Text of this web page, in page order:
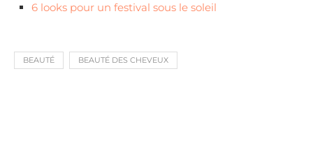
6 looks pour un festival sous le soleil
BEAUTÉ BEAUTÉ DES CHEVEUX